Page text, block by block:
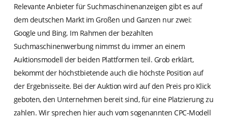
Relevante Anbieter für Suchmaschinenanzeigen gibt es auf
dem deutschen Markt im Großen und Ganzen nur zwei:
Google und Bing. Im Rahmen der bezahlten
Suchmaschinenwerbung nimmst du immer an einem
Auktionsmodell der beiden Plattformen teil. Grob erklärt,
bekommt der höchstbietende auch die höchste Position auf
der Ergebnisseite. Bei der Auktion wird auf den Preis pro Klick
geboten, den Unternehmen bereit sind, für eine Platzierung zu
zahlen. Wir sprechen hier auch vom sogenannten CPC-Modell